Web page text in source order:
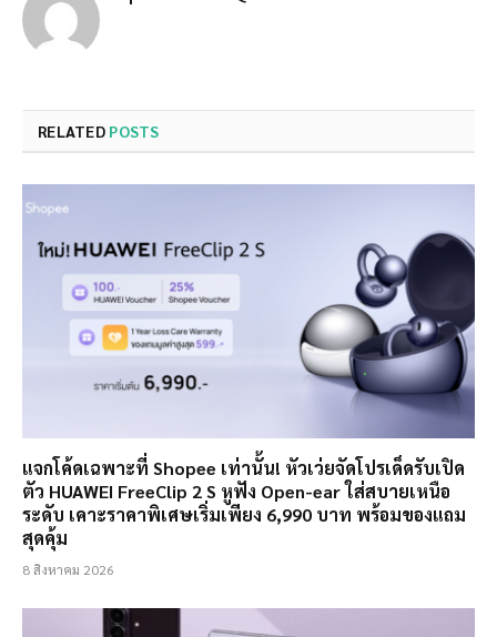
RELATED POSTS
แจกโค้ดเฉพาะที่ Shopee เท่านั้น! หัวเว่ยจัดโปรเด็ดรับเปิด
ตัว HUAWEI FreeClip 2 S หูฟัง Open-ear ใส่สบายเหนือ
ระดับ เคาะราคาพิเศษเริ่มเพียง 6,990 บาท พร้อมของแถม
สุดคุ้ม
8 สิงหาคม 2026